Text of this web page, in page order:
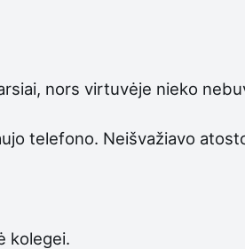
nors virtuvėje nieko
telefono. Neišvažiavo
kolegei.